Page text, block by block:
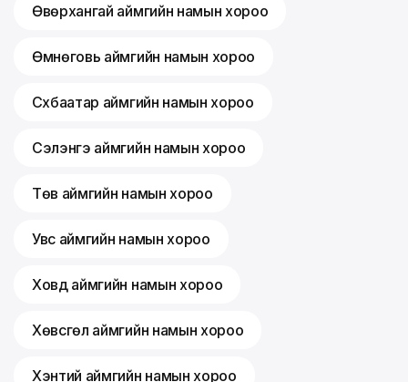
Өвөрхангай аймгийн намын хороо
Өмнөговь аймгийн намын хороо
Сүхбаатар аймгийн намын хороо
Сэлэнгэ аймгийн намын хороо
Төв аймгийн намын хороо
Увс аймгийн намын хороо
Ховд аймгийн намын хороо
Хөвсгөл аймгийн намын хороо
Хэнтий аймгийн намын хороо